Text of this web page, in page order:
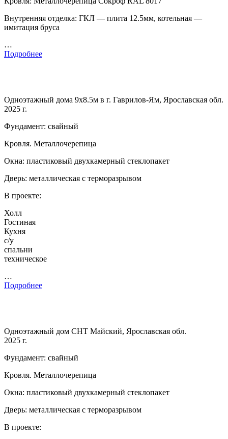
Внутренняя отделка: ГКЛ — плита 12.5мм, котельная —
имитация бруса
…
Подробнее
Одноэтажный дома 9х8.5м в г. Гаврилов-Ям, Ярославская обл.
2025 г.
Фундамент: свайный
Кровля. Металлочерепица
Окна: пластиковый двухкамерный стеклопакет
Дверь: металлическая с терморазрывом
В проекте:
Холл
Гостиная
Кухня
с/у
спальни
техническое
…
Подробнее
Одноэтажный дом СНТ Майский, Ярославская обл.
2025 г.
Фундамент: свайный
Кровля. Металлочерепица
Окна: пластиковый двухкамерный стеклопакет
Дверь: металлическая с терморазрывом
В проекте: